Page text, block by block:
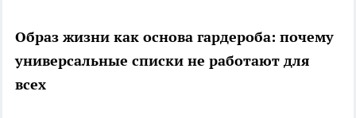
Образ жизни как основа гардероба: почему
универсальные списки не работают для
всех